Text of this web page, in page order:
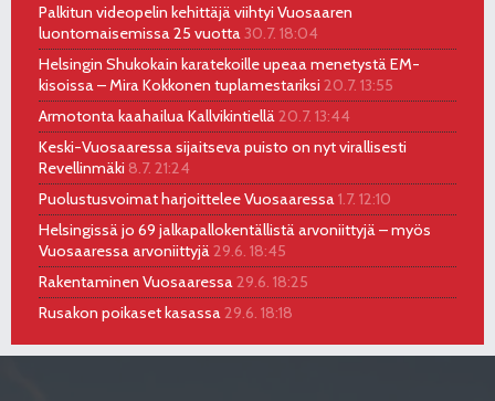
Palkitun videopelin kehittäjä viihtyi Vuosaaren
luontomaisemissa 25 vuotta30.7. 18:04
Helsingin Shukokain karatekoille upeaa menetystä EM-
kisoissa – Mira Kokkonen tuplamestariksi 20.7. 13:55
Armotonta kaahailua Kallvikintiellä20.7. 13:44
Keski-Vuosaaressa sijaitseva puisto on nyt virallisesti
Revellinmäki 8.7. 21:24
Puolustusvoimat harjoittelee Vuosaaressa1.7. 12:10
Helsingissä jo 69 jalkapallokentällistä arvoniittyjä – myös
Vuosaaressa arvoniittyjä29.6. 18:45
Rakentaminen Vuosaaressa29.6. 18:25
Rusakon poikaset kasassa29.6. 18:18